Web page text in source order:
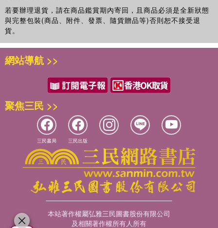
若要辦理退貨，請在商品鑑賞期內寄回，且商品必須是全新狀態
與完整包裝(商品、附件、發票、隨貨贈品等)否則恕不接受退
貨。
網站導航 >>
聚焦三民 >>
三民書局 三民出版
本站著作權屬弘雅三民圖書股份有限公司
及相關著作權所有人所有